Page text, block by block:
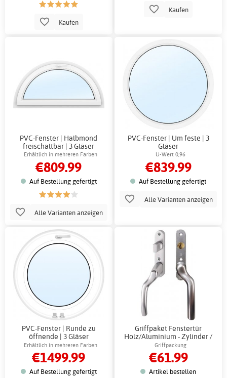
Kaufen
Kaufen
PVC-Fenster | Halbmond
freischaltbar | 3 Gläser
Erhältlich in mehreren Farben
€809.99
Auf Bestellung gefertigt
Alle Varianten anzeigen
PVC-Fenster | Um feste | 3
Gläser
U-Wert 0,96
€839.99
Auf Bestellung gefertigt
Alle Varianten anzeigen
PVC-Fenster | Runde zu
öffnende | 3 Gläser
Erhältlich in mehreren Farben
€1499.99
Auf Bestellung gefertigt
Griffpaket Fenstertür
Holz/Aluminium - Zylinder /
Knauf
Griffpackung
€61.99
Artikel bestellen